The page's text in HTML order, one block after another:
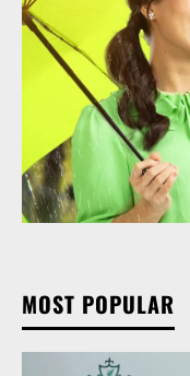
MOST POPULAR